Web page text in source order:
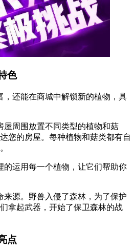
色
，还能在商城中解锁新的植物，具
屋周围放置不同类型的植物和菇
您的房屋。每种植物和菇类都有自
的运用每一个植物，让它们帮助你
来源。野兽入侵了森林，为了保护
拿起武器，开始了保卫森林的战
点